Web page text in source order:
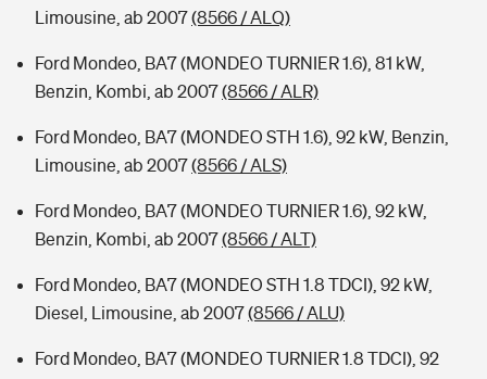
Limousine, ab 2007(8566 / ALQ)
Ford Mondeo, BA7 (MONDEO TURNIER 1.6), 81 kW,
Benzin, Kombi, ab 2007(8566 / ALR)
Ford Mondeo, BA7 (MONDEO STH 1.6), 92 kW, Benzin,
Limousine, ab 2007(8566 / ALS)
Ford Mondeo, BA7 (MONDEO TURNIER 1.6), 92 kW,
Benzin, Kombi, ab 2007(8566 / ALT)
Ford Mondeo, BA7 (MONDEO STH 1.8 TDCI), 92 kW,
Diesel, Limousine, ab 2007(8566 / ALU)
Ford Mondeo, BA7 (MONDEO TURNIER 1.8 TDCI), 92